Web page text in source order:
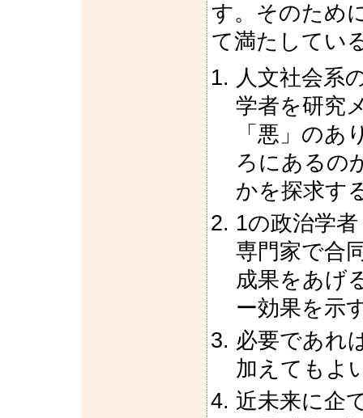
す。そのため
て満たしてい
人文社会系
学者を研究
「悪」の
ろにあるの
かを探求す
1の政治学
専門家で合
成果をあげ
ー効果を示
必要であれ
加えてもよ
近未来に企